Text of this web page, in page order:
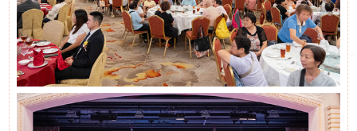
聯
絡
我
招聘信息
相關鏈接
聯絡我們